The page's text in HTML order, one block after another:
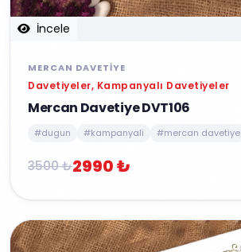
İncele
MERCAN DAVETIYE
Davetiyeler, Kampanyalı Davetiyeler
Mercan Davetiye DVT106
#dugun #kampanyali #mercan davetiye
3500 ₺2990 ₺